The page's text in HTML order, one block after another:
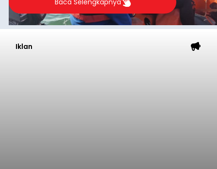
Baca Selengkapnya
Iklan